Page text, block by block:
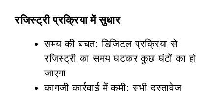
रजिस्ट्री प्रक्रिया में सुधार
समय की बचत: डिजिटल प्रक्रिया से
रजिस्ट्री का समय घटकर कुछ घंटों का हो
जाएगा
कागजी कार्रवाई में कमी: सभी दस्तावेज